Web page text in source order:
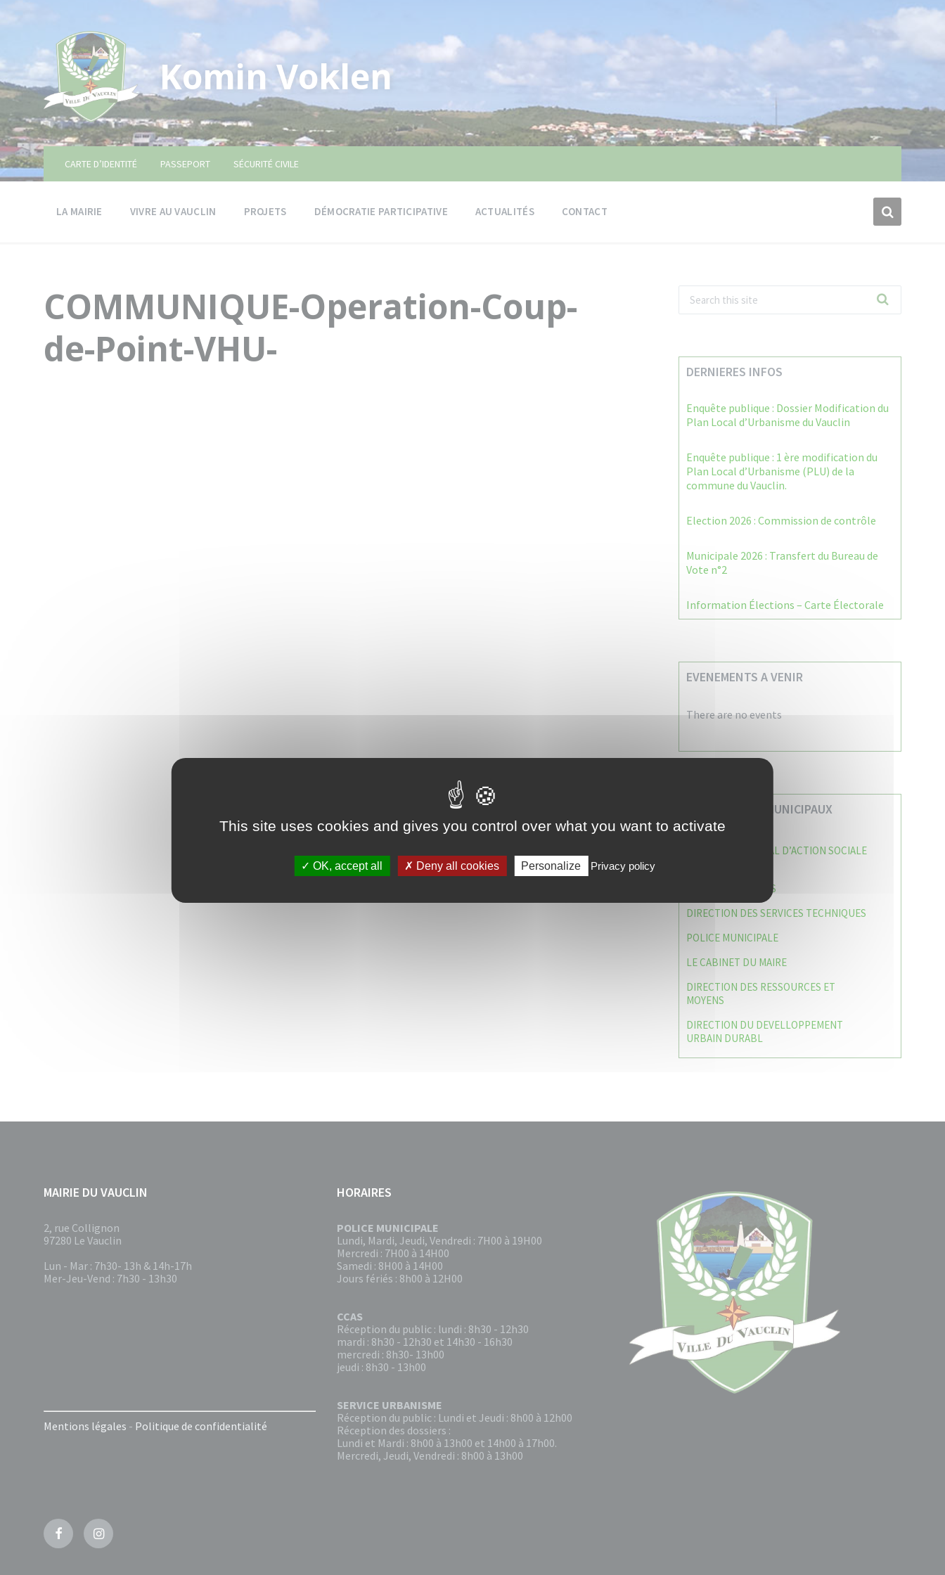
Komin Voklen
CARTE D’IDENTITÉ PASSEPORT SÉCURITÉ CIVILE
LA MAIRIE VIVRE AU VAUCLIN PROJETS DÉMOCRATIE PARTICIPATIVE ACTUALITÉS CONTACT
COMMUNIQUE-Operation-Coup-
de-Point-VHU-
DERNIERES INFOS
Enquête publique : Dossier Modification du
Plan Local d’Urbanisme du Vauclin
Enquête publique : 1 ère modification du
Plan Local d’Urbanisme (PLU) de la
commune du Vauclin.
Election 2026 : Commission de contrôle
Municipale 2026 : Transfert du Bureau de
Vote n°2
Information Élections – Carte Électorale
EVENEMENTS A VENIR
There are no events
VOS SERVICES MUNICIPAUX
CENTRE COMMUNAL D’ACTION SOCIALE
CAISSE DES ÉCOLES
DIRECTION DES SERVICES TECHNIQUES
POLICE MUNICIPALE
LE CABINET DU MAIRE
DIRECTION DES RESSOURCES ET
MOYENS
DIRECTION DU DEVELLOPPEMENT
URBAIN DURABL
MAIRIE DU VAUCLIN
2, rue Collignon
97280 Le Vauclin
Lun - Mar : 7h30- 13h & 14h-17h
Mer-Jeu-Vend : 7h30 - 13h30
Mentions légales - Politique de confidentialité
HORAIRES
POLICE MUNICIPALE
Lundi, Mardi, Jeudi, Vendredi : 7H00 à 19H00
Mercredi : 7H00 à 14H00
Samedi : 8H00 à 14H00
Jours fériés : 8h00 à 12H00
CCAS
Réception du public : lundi : 8h30 - 12h30
mardi : 8h30 - 12h30 et 14h30 - 16h30
mercredi : 8h30- 13h00
jeudi : 8h30 - 13h00
SERVICE URBANISME
Réception du public : Lundi et Jeudi : 8h00 à 12h00
Réception des dossiers :
Lundi et Mardi : 8h00 à 13h00 et 14h00 à 17h00.
Mercredi, Jeudi, Vendredi : 8h00 à 13h00
FacebookInstagram
This site uses cookies and gives you control over what you want to activate
OK, accept all Deny all cookies Personalize Privacy policy